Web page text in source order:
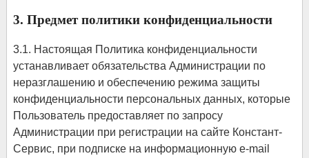
3. Предмет политики конфиденциальности
3.1. Настоящая Политика конфиденциальности
устанавливает обязательства Администрации по
неразглашению и обеспечению режима защиты
конфиденциальности персональных данных, которые
Пользователь предоставляет по запросу
Администрации при регистрации на сайте Констант-
Сервис, при подписке на информационную e-mail